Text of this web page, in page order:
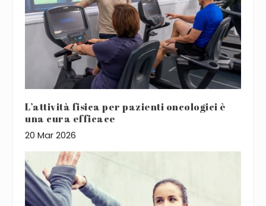
L’attività fisica per pazienti oncologici è
una cura efficace
20 Mar 2026